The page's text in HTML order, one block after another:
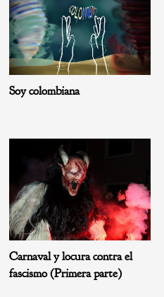
Soy colombiana
Carnaval y locura contra el
fascismo (Primera parte)